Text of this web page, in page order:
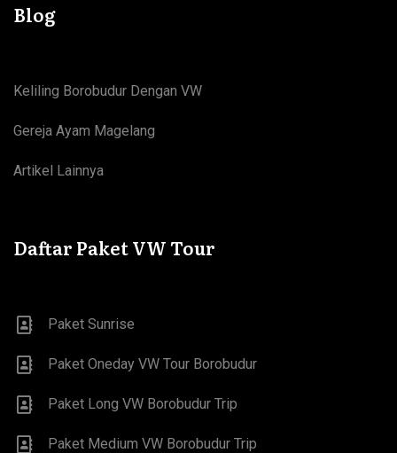
Blog
Keliling Borobudur Dengan VW
Gereja Ayam Magelang
Artikel Lainnya
Daftar Paket VW Tour
Paket Sunrise
Paket Oneday VW Tour Borobudur
Paket Long VW Borobudur Trip
Paket Medium VW Borobudur Trip